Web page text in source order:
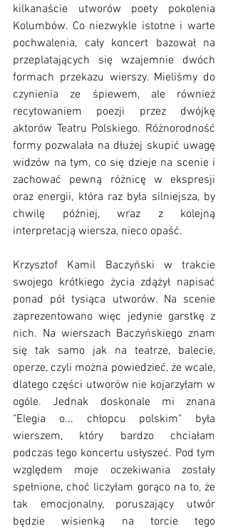
kilkanaście utworów poety pokolenia
Kolumbów. Co niezwykle istotne i warte
pochwalenia, cały koncert bazował na
przeplatających się wzajemnie dwóch
formach przekazu wierszy. Mieliśmy do
czynienia ze śpiewem, ale również
recytowaniem poezji przez dwójkę
aktorów Teatru Polskiego. Różnorodność
formy pozwalała na dłużej skupić uwagę
widzów na tym, co się dzieje na scenie i
zachować pewną różnicę w ekspresji
oraz energii, która raz była silniejsza, by
chwilę później, wraz z kolejną
interpretacją wiersza, nieco opaść.
Krzysztof Kamil Baczyński w trakcie
swojego krótkiego życia zdążył napisać
ponad pół tysiąca utworów. Na scenie
zaprezentowano więc jedynie garstkę z
nich. Na wierszach Baczyńskiego znam
się tak samo jak na teatrze, balecie,
operze, czyli można powiedzieć, że wcale,
dlatego części utworów nie kojarzyłam w
ogóle. Jednak doskonale mi znana
"Elegia o... chłopcu polskim" była
wierszem, który bardzo chciałam
podczas tego koncertu usłyszeć. Pod tym
względem moje oczekiwania zostały
spełnione, choć liczyłam gorąco na to, że
tak emocjonalny, poruszający utwór
będzie wisienką na torcie tego